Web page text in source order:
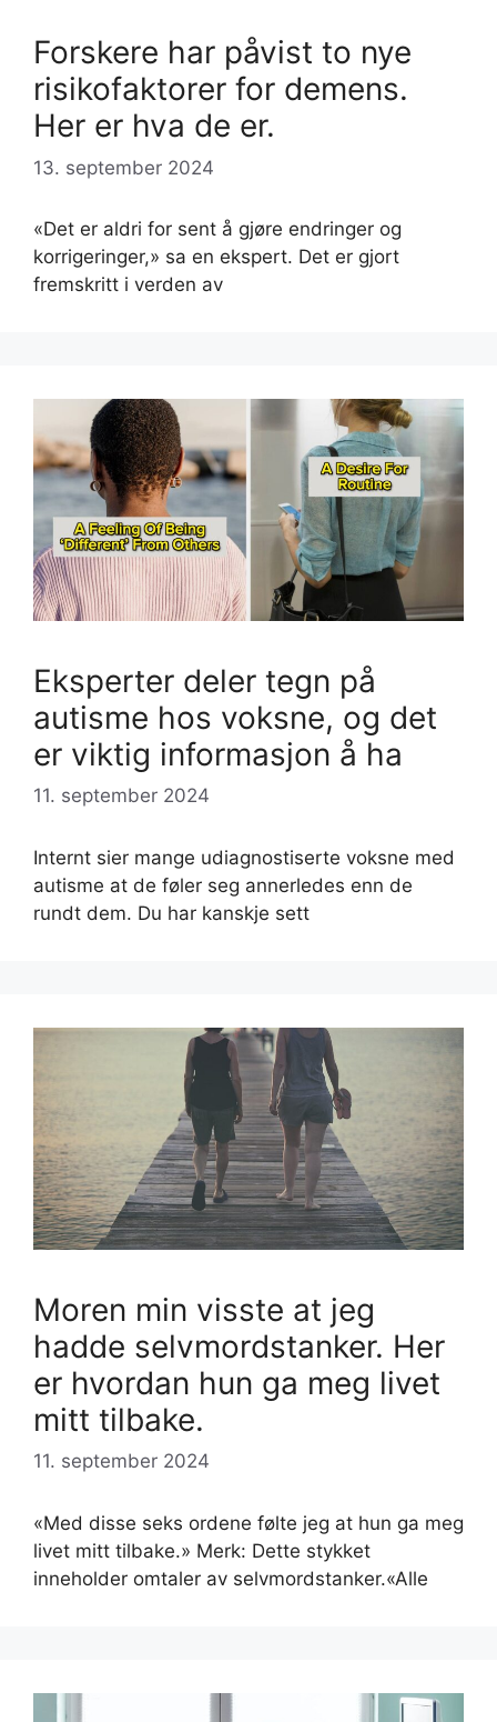
Forskere har påvist to nye
risikofaktorer for demens.
Her er hva de er.
13. september 2024
«Det er aldri for sent å gjøre endringer og
korrigeringer,» sa en ekspert. Det er gjort
fremskritt i verden av
Eksperter deler tegn på
autisme hos voksne, og det
er viktig informasjon å ha
11. september 2024
Internt sier mange udiagnostiserte voksne med
autisme at de føler seg annerledes enn de
rundt dem. Du har kanskje sett
Moren min visste at jeg
hadde selvmordstanker. Her
er hvordan hun ga meg livet
mitt tilbake.
11. september 2024
«Med disse seks ordene følte jeg at hun ga meg
livet mitt tilbake.» Merk: Dette stykket
inneholder omtaler av selvmordstanker.«Alle